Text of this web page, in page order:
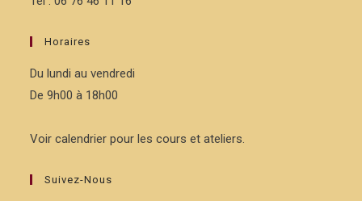
Horaires
Du lundi au vendredi
De 9h00 à 18h00
Voir calendrier pour les cours et ateliers.
Suivez-Nous